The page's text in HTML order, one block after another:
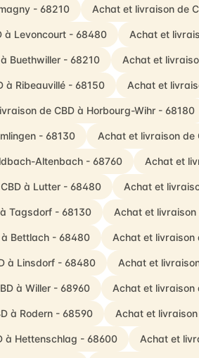
- 68210 Achat et livraison de
à Levoncourt - 68480 Achat et
Buethwiller - 68210 Achat et
à Ribeauvillé - 68150 Achat et
de CBD à Horbourg-Wihr - 68180
- 68130 Achat et livraison
Altenbach - 68760 Achat et
à Lutter - 68480 Achat et
Tagsdorf - 68130 Achat et livraison
Bettlach - 68480 Achat et livraison
à Linsdorf - 68480 Achat et
à Willer - 68960 Achat et livraison
à Rodern - 68590 Achat et
à Hettenschlag - 68600 Achat et